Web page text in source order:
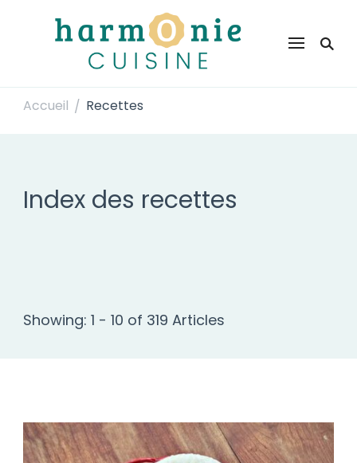
Harmonie Cuisine
Accueil / Recettes
Index des recettes
Showing: 1 - 10 of 319 Articles